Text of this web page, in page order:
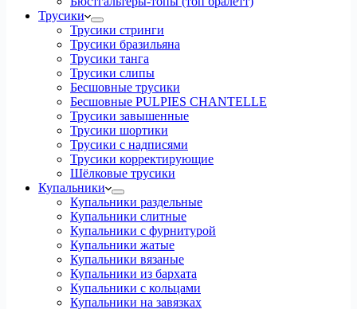
Трусики
Трусики стринги
Трусики бразильяна
Трусики танга
Трусики слипы
Бесшовные трусики
Бесшовные PULPIES CHANTELLE
Трусики завышенные
Трусики шортики
Трусики с надписями
Трусики корректирующие
Шёлковые трусики
Купальники
Купальники раздельные
Купальники слитные
Купальники с фурнитурой
Купальники жатые
Купальники вязаные
Купальники из бархата
Купальники с кольцами
Купальники на завязках